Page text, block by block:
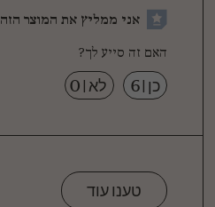
אני ממליץ את המוצר הזה
האם זה סייע לך?
כן |
6 לא |
0
טענו עוד